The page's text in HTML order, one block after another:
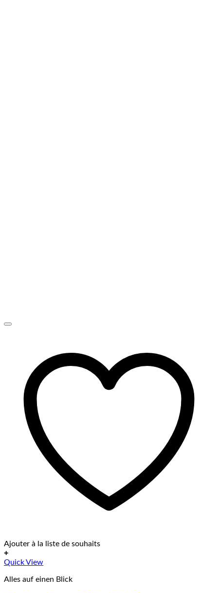
Ajouter à la liste de souhaits
+
Dieses
weist
Quick View
Alles auf einen Blick